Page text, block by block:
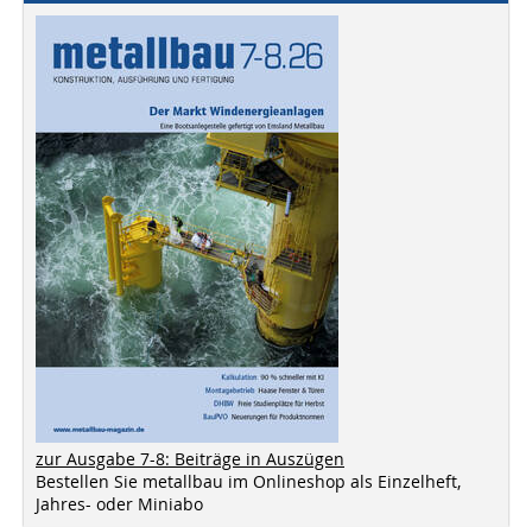
zur Ausgabe 7-8: Beiträge in Auszügen
Bestellen Sie metallbau im Onlineshop als Einzelheft,
Jahres- oder Miniabo